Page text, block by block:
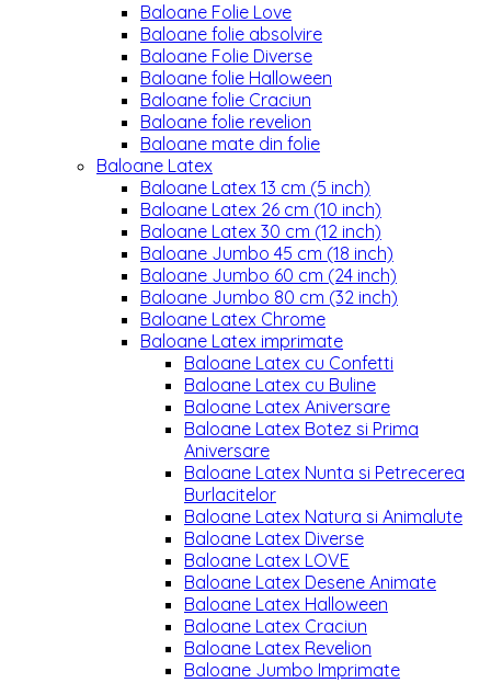
Baloane Folie Love
Baloane folie absolvire
Baloane Folie Diverse
Baloane folie Halloween
Baloane folie Craciun
Baloane folie revelion
Baloane mate din folie
Baloane Latex
Baloane Latex 13 cm (5 inch)
Baloane Latex 26 cm (10 inch)
Baloane Latex 30 cm (12 inch)
Baloane Jumbo 45 cm (18 inch)
Baloane Jumbo 60 cm (24 inch)
Baloane Jumbo 80 cm (32 inch)
Baloane Latex Chrome
Baloane Latex imprimate
Baloane Latex cu Confetti
Baloane Latex cu Buline
Baloane Latex Aniversare
Baloane Latex Botez si Prima
Aniversare
Baloane Latex Nunta si Petrecerea
Burlacitelor
Baloane Latex Natura si Animalute
Baloane Latex Diverse
Baloane Latex LOVE
Baloane Latex Desene Animate
Baloane Latex Halloween
Baloane Latex Craciun
Baloane Latex Revelion
Baloane Jumbo Imprimate